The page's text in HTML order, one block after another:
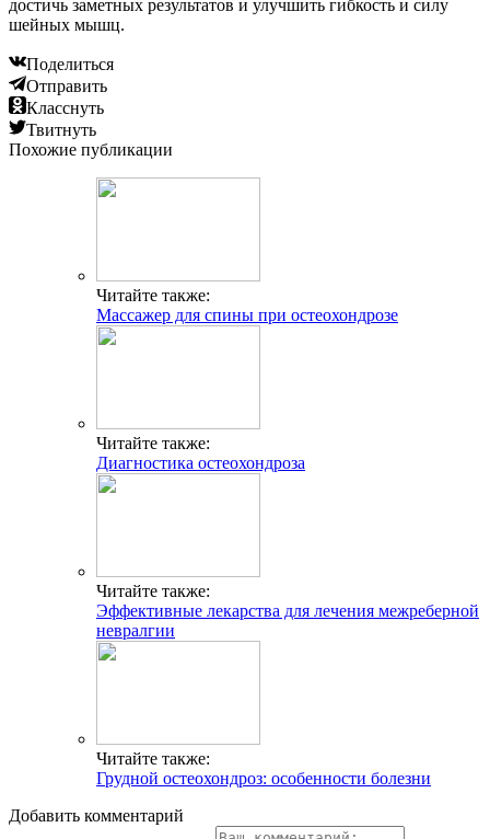
достичь заметных результатов и улучшить гибкость и силу
шейных мышц.
Поделиться
Отправить
Класснуть
Твитнуть
Похожие публикации
Читайте также:
Массажер для спины при остеохондрозе
Читайте также:
Диагностика остеохондроза
Читайте также:
Эффективные лекарства для лечения межреберной
невралгии
Читайте также:
Грудной остеохондроз: особенности болезни
Добавить комментарий